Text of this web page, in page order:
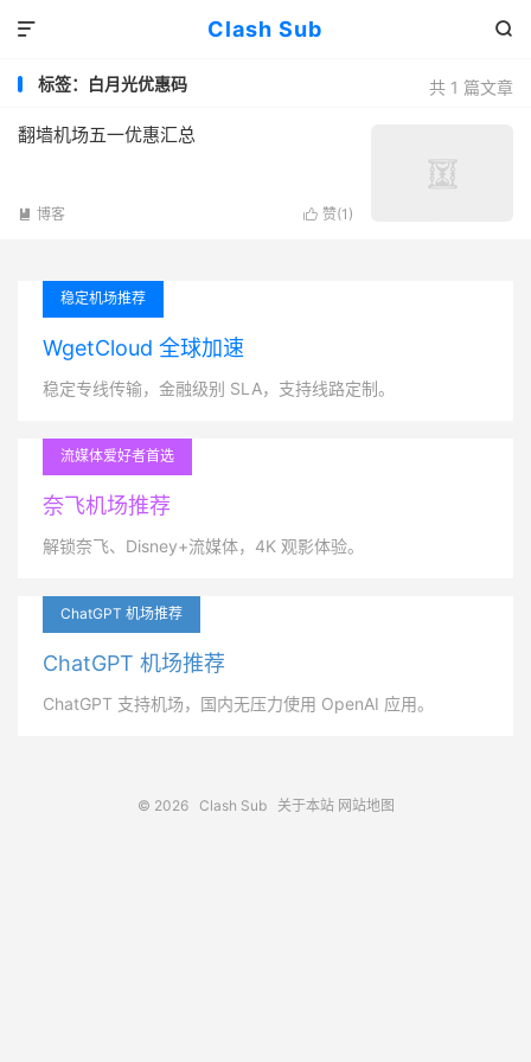
Clash Sub 

共 1 篇文章
标签：白月光优惠码
翻墙机场五一优惠汇总
 赞(1 )
 博客
稳定机场推荐
WgetCloud 全球加速
稳定专线传输，金融级别 SLA，支持线路定制。
流媒体爱好者首选
奈飞机场推荐
解锁奈飞、Disney+流媒体，4K 观影体验。
ChatGPT 机场推荐
ChatGPT 机场推荐
ChatGPT 支持机场，国内无压力使用 OpenAI 应用。
© 2026 Clash Sub 关于本站 网站地图